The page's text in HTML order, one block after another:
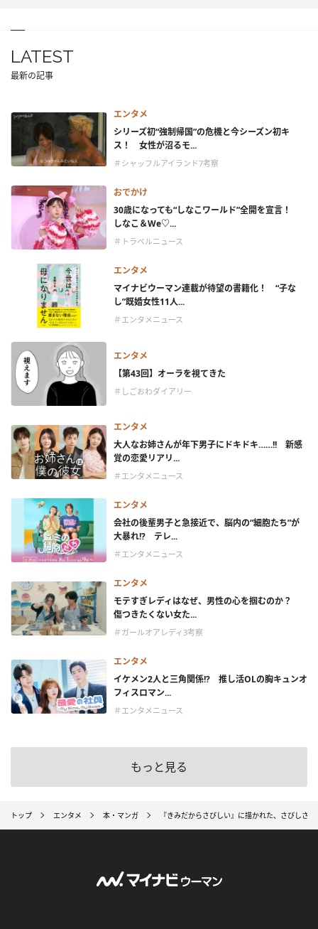
LATEST
最新の記事
エンタメ
シリーズ初“強制帰国”の危機と今シーズン初キ
ス！ 女性が沼るモ...
＃シャッフルアイランド7考察
おでかけ
30歳になっても“しなこワールド”全開を宣言！
しなこ＆We♡...
＃トラベルニュース
エンタメ
マイナビウーマン連載が待望の書籍化！ “子な
し”既婚女性11人...
＃エンタメニュース
エンタメ
【第43回】オーラを視てきた
＃しごおわダイアリー
エンタメ
大人なお姉さんが年下男子にドキドキ……!! 新感
覚の恋愛リアリ...
＃エンタメニュース
エンタメ
会社の後輩男子と急接近で、脳内の“細胞たち”が
大暴れ!? テレ...
＃エンタメニュース
エンタメ
モテすぎレディはなぜ、男性の心を掴むのか？
傷つきたくない女た...
＃ガールオアレディ3考察
エンタメ
イケメン2人と三角関係!? 推し活OLの胸キュンオ
フィスロマン...
＃エンタメニュース
もっと見る
トップ エンタメ 本・マンガ 『きみだからさびしい』に描かれた、さびしさ